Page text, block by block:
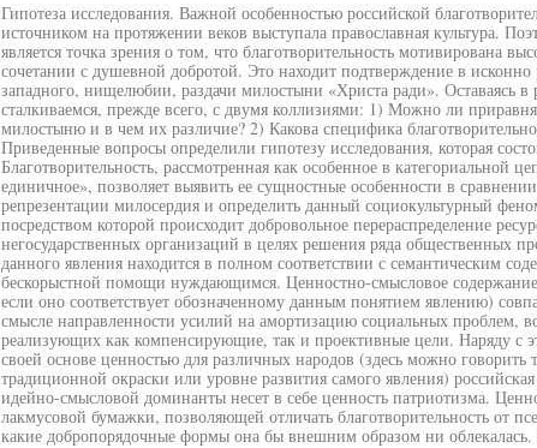
Гипотеза исследования. Важной особенностью российской
источником на протяжении веков выступала православная культура.
является точка зрения о том, что благотворительность мотивирована
сочетании с душевной добротой. Это находит подтверждение в исконно
западного, нищелюбии, раздачи милостыни «Христа ради». Оставаясь
сталкиваемся, прежде всего, с двумя коллизиями: 1) Можно ли
милостыню и в чем их различие? 2) Какова специфика
Приведенные вопросы определили гипотезу исследования, которая
Благотворительность, рассмотренная как особенное в категориальной
единичное», позволяет выявить ее сущностные особенности в
репрезентации милосердия и определить данный социокультурный
посредством которой происходит добровольное перераспределение
негосударственных организаций в целях решения ряда общественных
данного явления находится в полном соответствии с семантическим
бескорыстной помощи нуждающимся. Ценностно-смысловое содержание
если оно соответствует обозначенному данным понятием явлению)
смысле направленности усилий на амортизацию социальных проблем,
реализующих как компенсирующие, так и проективные цели. Наряду с
своей основе ценностью для различных народов (здесь можно говорить
традиционной окраски или уровне развития самого явления) российская
идейно-смысловой доминанты несет в себе ценность патриотизма.
лакмусовой бумажки, позволяющей отличать благотворительность от
какие добропорядочные формы она бы внешним образом ни облекалась.